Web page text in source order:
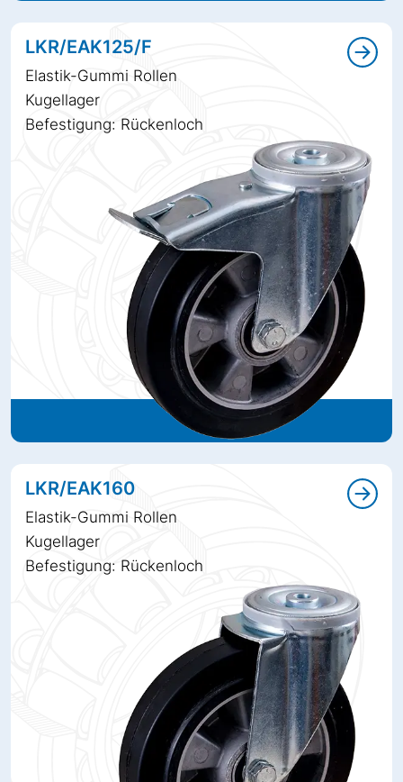
LKR/EAK125/F
Elastik-Gummi Rollen
Kugellager
Befestigung: Rückenloch
LKR/EAK160
Elastik-Gummi Rollen
Kugellager
Befestigung: Rückenloch